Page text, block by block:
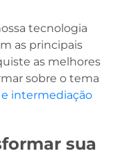
tecnologia
as principais
as melhores
sobre o tema
intermediação
sua